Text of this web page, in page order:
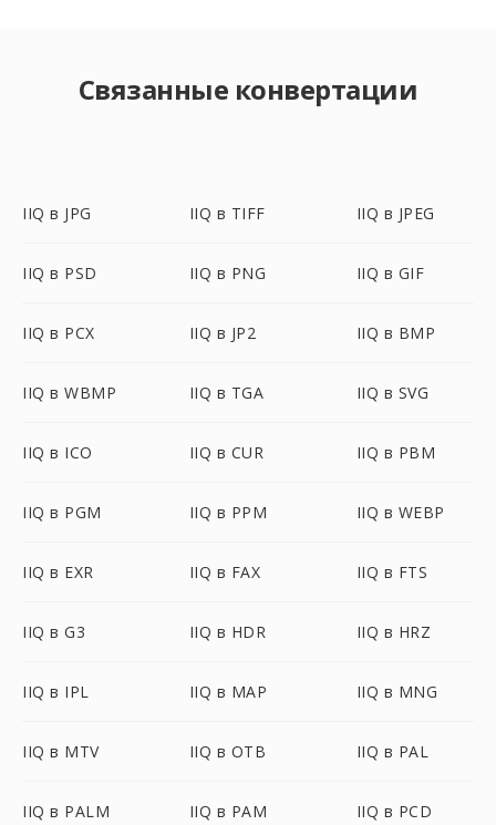
Связанные конвертации
IIQ в JPG IIQ в TIFF IIQ в JPEG
IIQ в PSD IIQ в PNG IIQ в GIF
IIQ в PCX IIQ в JP2 IIQ в BMP
IIQ в WBMP IIQ в TGA IIQ в SVG
IIQ в ICO IIQ в CUR IIQ в PBM
IIQ в PGM IIQ в PPM IIQ в WEBP
IIQ в EXR IIQ в FAX IIQ в FTS
IIQ в G3 IIQ в HDR IIQ в HRZ
IIQ в IPL IIQ в MAP IIQ в MNG
IIQ в MTV IIQ в OTB IIQ в PAL
IIQ в PALM IIQ в PAM IIQ в PCD